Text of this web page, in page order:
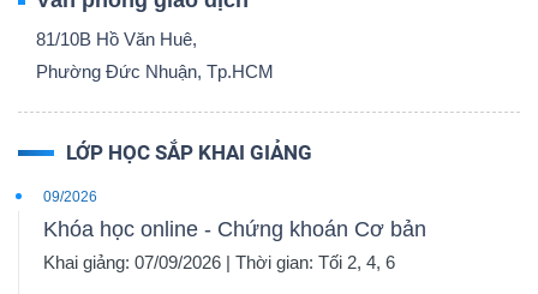
81/10B Hồ Văn Huê,
Phường Đức Nhuận, Tp.HCM
LỚP HỌC SẮP KHAI GIẢNG
09/2026
Khóa học online - Chứng khoán Cơ bản
Khai giảng: 07/09/2026 | Thời gian: Tối 2, 4, 6